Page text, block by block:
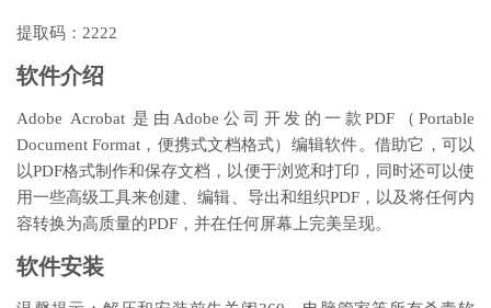
提取码：2222
软件介绍
Adobe Acrobat 是由Adobe公司开发的一款PDF（Portable
Document Format，便携式文档格式）编辑软件。借助它，可以
以PDF格式制作和保存文档，以便于浏览和打印，同时还可以使
用一些高级工具来创建、编辑、导出和组织PDF，以及将任何内
容转换为高质量的PDF，并在任何屏幕上完美呈现。
软件安装